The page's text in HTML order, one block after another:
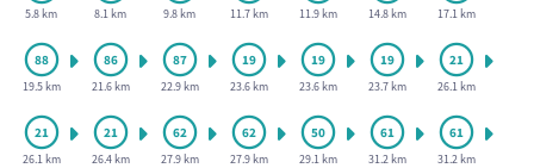
5.8 km 8.1 km 9.8 km 11.7 km 11.9 km 14.8 km 17.1 km
19.5 km 21.6 km 22.9 km 23.6 km 23.6 km 23.7 km 26.1 km
26.1 km 26.4 km 27.9 km 27.9 km 29.1 km 31.2 km 31.2 km